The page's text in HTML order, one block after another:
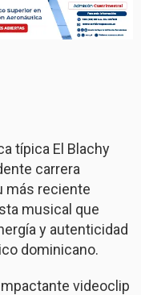
típica El Blachy
carrera
más reciente
musical que
y autenticidad
dominicano.
videoclip